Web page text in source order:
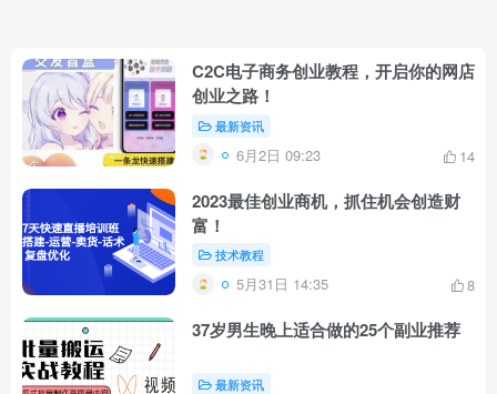
C2C电子商务创业教程，开启你的网店
创业之路！
最新资讯
6月2日 09:23 14
2023最佳创业商机，抓住机会创造财
富！
技术教程
5月31日 14:35 8
37岁男生晚上适合做的25个副业推荐
最新资讯